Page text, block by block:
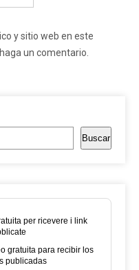
y sitio web en este
un comentario.
Buscar
per ricevere i link
gratuita para recibir los
publicadas